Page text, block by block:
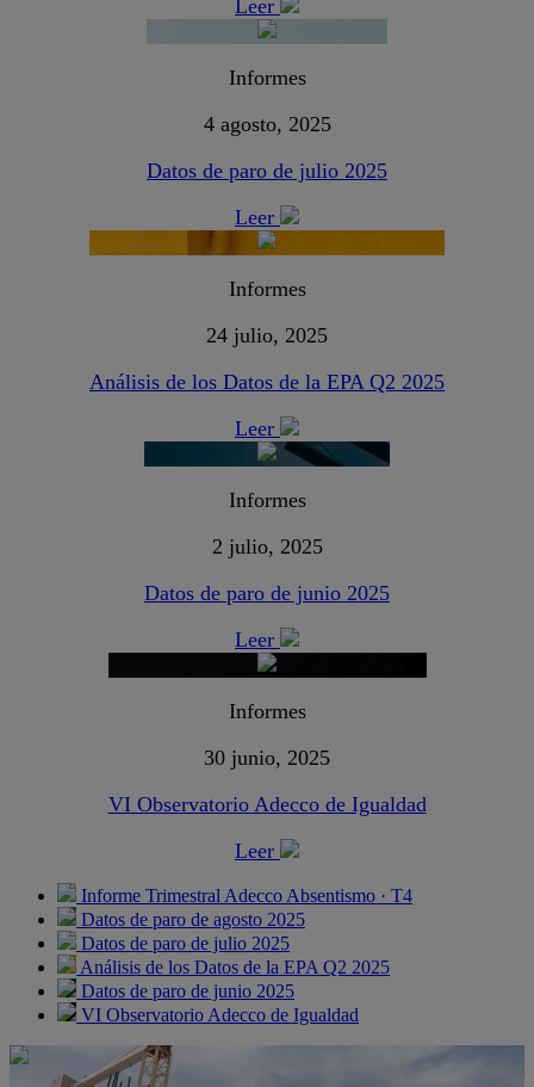
Leer
Informes
4 agosto, 2025
Datos de paro de julio 2025
Leer
Informes
24 julio, 2025
Análisis de los Datos de la EPA Q2 2025
Leer
Informes
2 julio, 2025
Datos de paro de junio 2025
Leer
Informes
30 junio, 2025
VI Observatorio Adecco de Igualdad
Leer
Informe Trimestral Adecco Absentismo · T4
Datos de paro de agosto 2025
Datos de paro de julio 2025
Análisis de los Datos de la EPA Q2 2025
Datos de paro de junio 2025
VI Observatorio Adecco de Igualdad